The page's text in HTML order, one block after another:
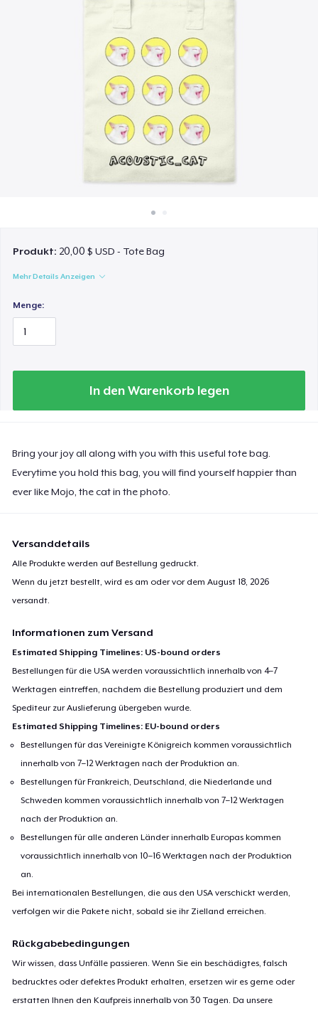
Etwas verkaufen
Produkt: 20,00 $ USD - Tote Bag
Mehr Details Anzeigen
Menge:
In den Warenkorb legen
Bring your joy all along with you with this useful tote bag.
Everytime you hold this bag, you will find yourself happier than
ever like Mojo, the cat in the photo.
Versanddetails
Alle Produkte werden auf Bestellung gedruckt.
Wenn du jetzt bestellt, wird es am oder vor demAugust 18, 2026
versandt.
Informationen zum Versand
Estimated Shipping Timelines: US-bound orders
Bestellungen für die USA werden voraussichtlich innerhalb von 4–7
Werktagen eintreffen, nachdem die Bestellung produziert und dem
Spediteur zur Auslieferung übergeben wurde.
Estimated Shipping Timelines: EU-bound orders
Bestellungen für das Vereinigte Königreich kommen voraussichtlich
innerhalb von 7–12 Werktagen nach der Produktion an.
Bestellungen für Frankreich, Deutschland, die Niederlande und
Schweden kommen voraussichtlich innerhalb von 7–12 Werktagen
nach der Produktion an.
Bestellungen für alle anderen Länder innerhalb Europas kommen
voraussichtlich innerhalb von 10–16 Werktagen nach der Produktion
an.
Bei internationalen Bestellungen, die aus den USA verschickt werden,
verfolgen wir die Pakete nicht, sobald sie ihr Zielland erreichen.
Rückgabebedingungen
Wir wissen, dass Unfälle passieren. Wenn Sie ein beschädigtes, falsch
bedrucktes oder defektes Produkt erhalten, ersetzen wir es gerne oder
erstatten Ihnen den Kaufpreis innerhalb von 30 Tagen. Da unsere